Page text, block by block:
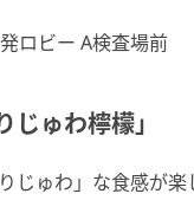
ロビー A検査場前
ゅわ檸檬」
じゅわ」な食感が